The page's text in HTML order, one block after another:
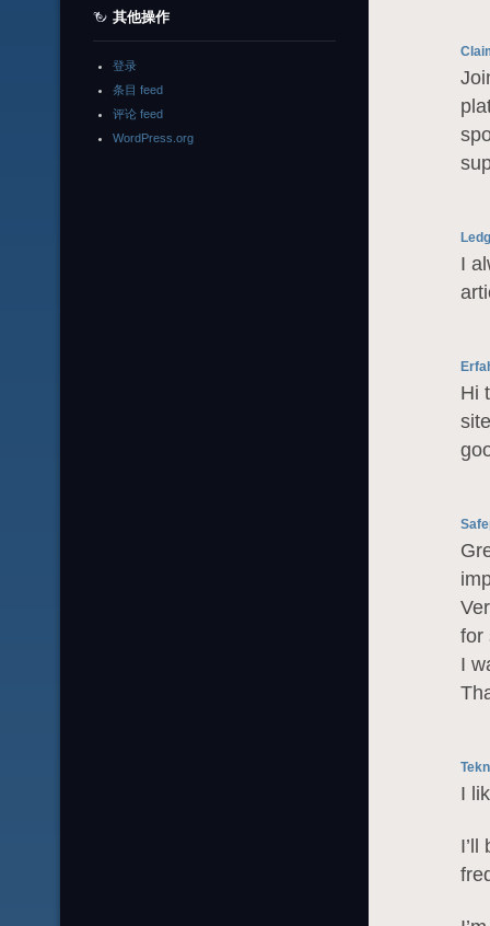
I
Hi
for
I
I
其他操作
登录
条目 feed
评论 feed
WordPress.org